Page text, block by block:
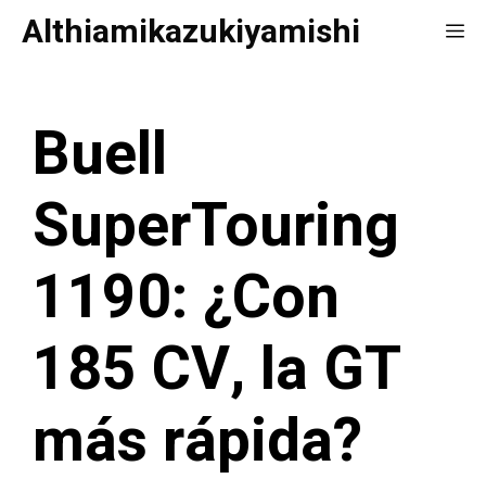
Saltar
Althiamikazukiyamishi
Buell
SuperTouring
1190: ¿Con
185 CV, la GT
más rápida?